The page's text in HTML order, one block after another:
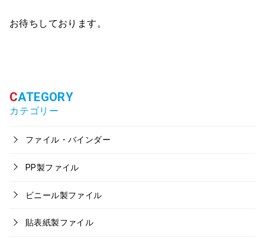
お待ちしております。
カテゴリー
ファイル・バインダー
PP製ファイル
ビニール製ファイル
貼表紙製ファイル